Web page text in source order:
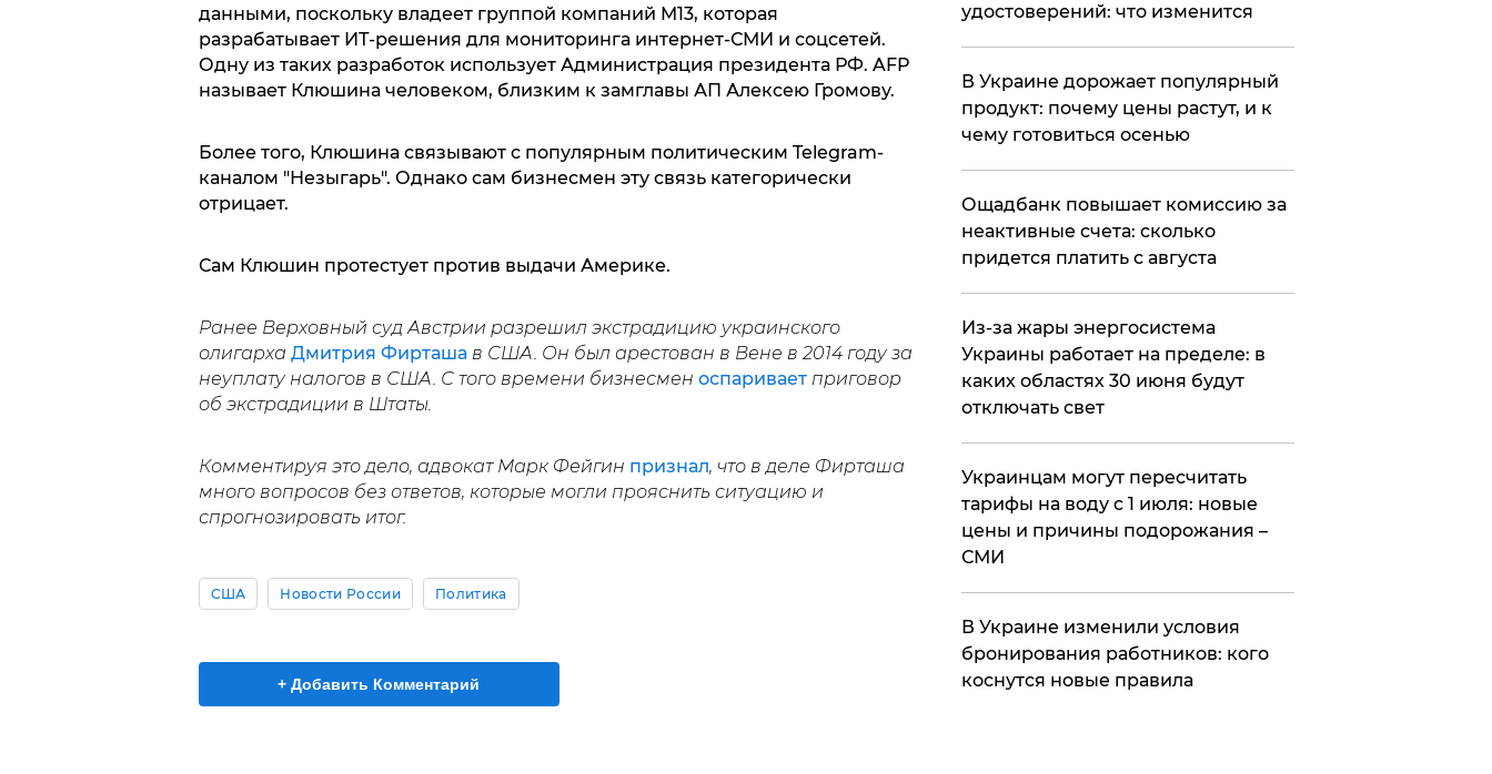
данными, поскольку владеет группой компаний M13, которая
разрабатывает ИТ-решения для мониторинга интернет-СМИ и соцсетей.
Одну из таких разработок использует Администрация президента РФ. AFP
называет Клюшина человеком, близким к замглавы АП Алексею Громову.
Более того, Клюшина связывают с популярным политическим Telegram-
каналом "Незыгарь". Однако сам бизнесмен эту связь категорически
отрицает.
Сам Клюшин протестует против выдачи Америке.
Ранее Верховный суд Австрии разрешил экстрадицию украинского
олигарха Дмитрия Фирташав США. Он был арестован в Вене в 2014 году за
неуплату налогов в США. С того времени бизнесмен оспаривает приговор
об экстрадиции в Штаты.
Комментируя это дело, адвокат Марк Фейгин признал, что в деле Фирташа
много вопросов без ответов, которые могли прояснить ситуацию и
спрогнозировать итог.
США Новости России Политика
+ Добавить Комментарий
удостоверений: что изменится
В Украине дорожает популярный
продукт: почему цены растут, и к
чему готовиться осенью
​Ощадбанк повышает комиссию за
неактивные счета: сколько
придется платить с августа
Из-за жары энергосистема
Украины работает на пределе: в
каких областях 30 июня будут
отключать свет
Украинцам могут пересчитать
тарифы на воду с 1 июля: новые
цены и причины подорожания –
СМИ
В Украине изменили условия
бронирования работников: кого
коснутся новые правила